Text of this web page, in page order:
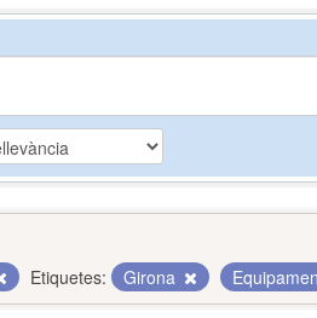
Etiquetes: Girona